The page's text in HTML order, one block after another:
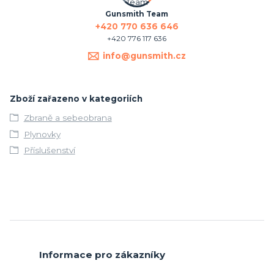
Gunsmith Team
+420 770 636 646
+420 776 117 636
info@gunsmith.cz
Zboží zařazeno v kategoriích
Zbraně a sebeobrana
Plynovky
Příslušenství
Informace pro zákazníky